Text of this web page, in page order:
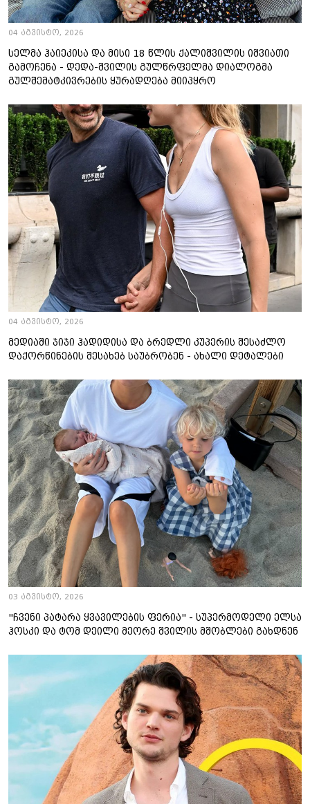
04 აგვისტო, 2026
სელმა ჰაიეკისა და მისი 18 წლის ქალიშვილის იშვიათი
გამოჩენა - დედა-შვილის გულწრფელმა დიალოგმა
გულშემატკივრების ყურადღება მიიპყრო
04 აგვისტო, 2026
მედიაში ჯიჯი ჰადიდისა და ბრედლი კუპერის შესაძლო
დაქორწინების შესახებ საუბრობენ - ახალი დეტალები
03 აგვისტო, 2026
"ჩვენი პატარა ყვავილების ფერია" - სუპერმოდელი ელსა
ჰოსკი და ტომ დეილი მეორე შვილის მშობლები გახდნენ